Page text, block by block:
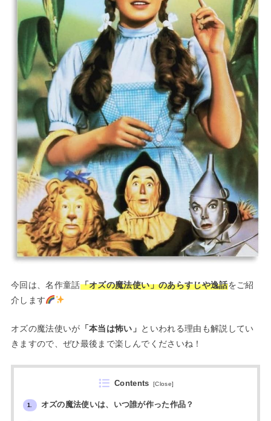
今回は、名作童話「オズの魔法使い」のあらすじや逸話をご紹
介します
オズの魔法使いが 「本当は怖い」 といわれる理由も解説してい
きますので、ぜひ最後まで楽しんでくださいね！
Contents [Close]
1. オズの魔法使いは、いつ誰が作った作品？